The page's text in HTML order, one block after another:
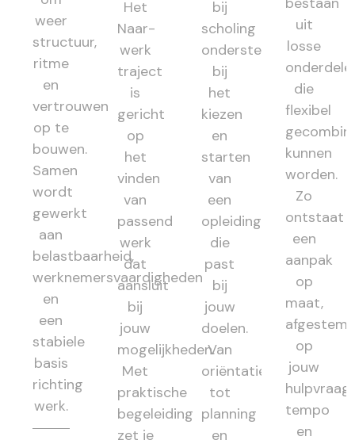
weer
structuur,
ritme
en
vertrouwen
op te
bouwen.
Samen
wordt
gewerkt
aan
belastbaarheid,
werknemersvaardigheden
en
een
stabiele
basis
richting
werk.
Het
Naar-
werk
traject
is
gericht
op
het
vinden
van
passend
werk
dat
aansluit
bij
jouw
mogelijkheden.
Met
praktische
begeleiding
zet je
bij
scholing
ondersteunt
bij
het
kiezen
en
starten
van
een
opleiding
die
past
bij
jouw
doelen.
Van
oriëntatie
tot
planning
en
uit
losse
die
flexibel
kunnen
worden.
Zo
ontstaat
een
aanpak
op
maat,
op
jouw
hulpvraag,
tempo
en